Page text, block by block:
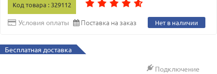
Код товара : 329112
Условия оплаты Поставка на заказ Нет в наличии
Бесплатная доставка
Подключение